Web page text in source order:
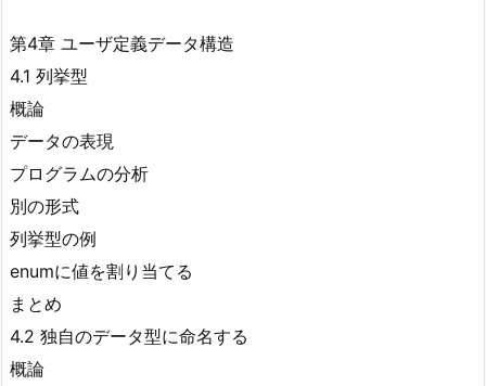
第4章 ユーザ定義データ構造
4.1 列挙型
概論
データの表現
プログラムの分析
別の形式
列挙型の例
enumに値を割り当てる
まとめ
4.2 独自のデータ型に命名する
概論